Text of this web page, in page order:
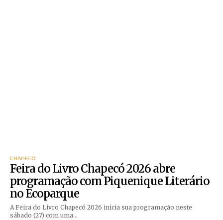
CHAPECÓ
Feira do Livro Chapecó 2026 abre
programação com Piquenique Literário
no Ecoparque
A Feira do Livro Chapecó 2026 inicia sua programação neste
sábado (27) com uma...